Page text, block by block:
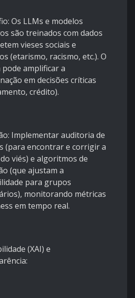
Os LLMs e modelos
são treinados com dados
vieses sociais e
(etarismo, racismo, etc.). O
pode amplificar a
em decisões críticas
crédito).
Implementar auditoria de
(para encontrar e corrigir a
viés) e algoritmos de
(que ajustam a
para grupos
monitorando métricas
em tempo real.
(XAI) e